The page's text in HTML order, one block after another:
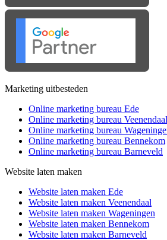
Marketing uitbesteden
Online marketing bureau Ede
Online marketing bureau Veenendaal
Online marketing bureau
Online marketing bureau Bennekom
Online marketing bureau Barneveld
Website laten maken
Website laten maken Ede
Website laten maken Veenendaal
Website laten maken Wageningen
Website laten maken Bennekom
Website laten maken Barneveld